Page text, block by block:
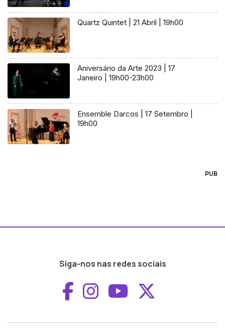
Quartz Quintet | 21 Abril | 19h00
Aniversário da Arte 2023 | 17
Janeiro | 19h00-23h00
Ensemble Darcos | 17 Setembro |
19h00
PUB
Siga-nos nas redes sociais
Aceder ao
Aceder ao
Aceder ao